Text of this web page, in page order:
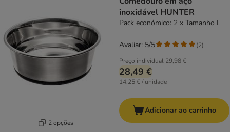
2 opções
inoxidável HUNTER
Pack económico: 2 x Tamanho L
Preço individual 29,98 €
28,49 €
14,25 € / unidade
Avaliar: 5/5 (2)
Adicionar ao carrinho